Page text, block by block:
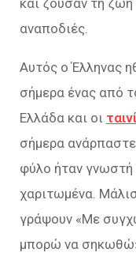
και ζούσαν τη ζωή
αναποδιές.
Αυτός ο Έλληνας
σήμερα ένας από
Ελλάδα και οι
σήμερα
φύλο ήταν γνωστή
χαριτωμένα.
γράψουν «Με
μπορώ να σηκωθώ